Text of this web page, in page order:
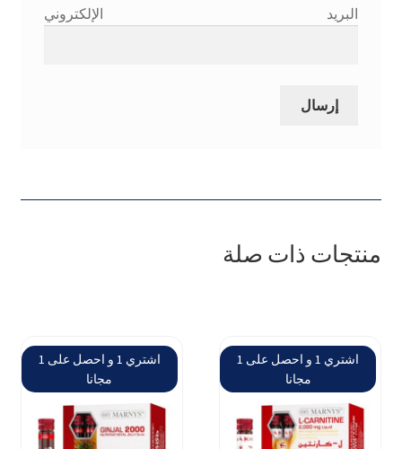
البريد الإلكتروني
منتجات ذات صلة
اشتري 1 و احصل على 1
مجانا
اشتري 1 و احصل على 1
مجانا